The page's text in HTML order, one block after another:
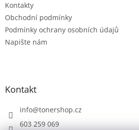
Kontakty
Obchodní podmínky
Podmínky ochrany osobních údajů
Napište nám
Kontakt
info@tonershop.cz
603 259 069